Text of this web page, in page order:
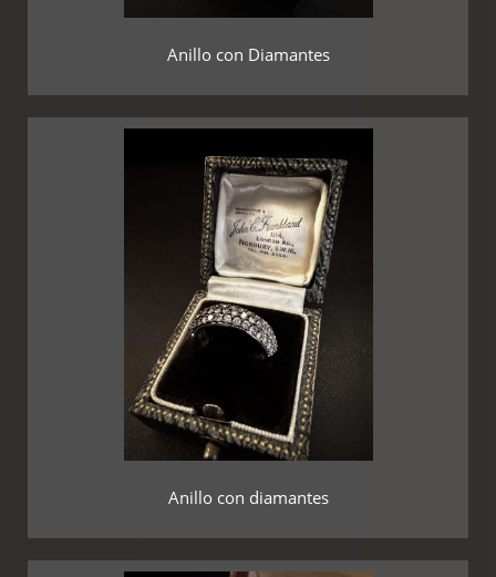
Anillo con Diamantes
Anillo con diamantes